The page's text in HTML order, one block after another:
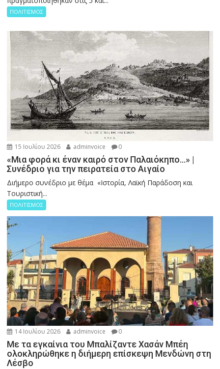
ΠΟΛΙΤΙΣΜΟΣ
15 Ιουλίου 2026 adminvoice 0
«Μια φορά κι έναν καιρό στον Παλαιόκηπο…» |
Συνέδριο για την πειρατεία στο Αιγαίο
Διήμερο συνέδριο με θέμα «Ιστορία, Λαϊκή Παράδοση και
Τουριστική...
ΠΟΛΙΤΙΣΜΟΣ
14 Ιουλίου 2026 adminvoice 0
Με τα εγκαίνια του Μπαλίζαντε Χασάν Μπέη
ολοκληρώθηκε η διήμερη επίσκεψη Μενδώνη στη
Λέσβο